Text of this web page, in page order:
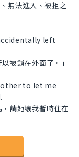
無法進入、被拒之
left
被鎖在外面了。」
to let me
，請她讓我暫時住在